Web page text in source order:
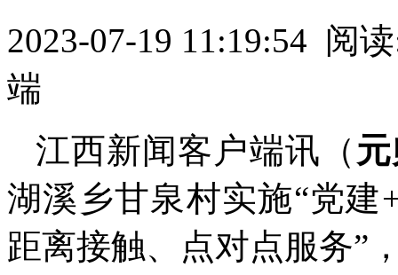
2023-07-19 11:19:54 阅
端
江西新闻客户端讯（
湖溪乡甘泉村实施“党建
距离接触、点对点服务”